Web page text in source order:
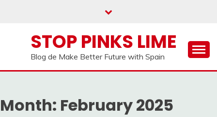
STOP PINKS LIME
Blog de Make Better Future with Spain
Month: February 2025